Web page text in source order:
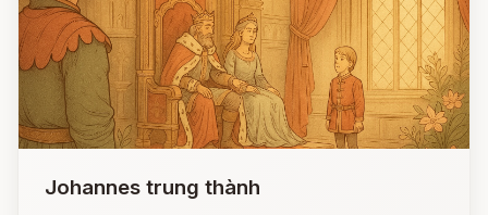
Johannes trung thành